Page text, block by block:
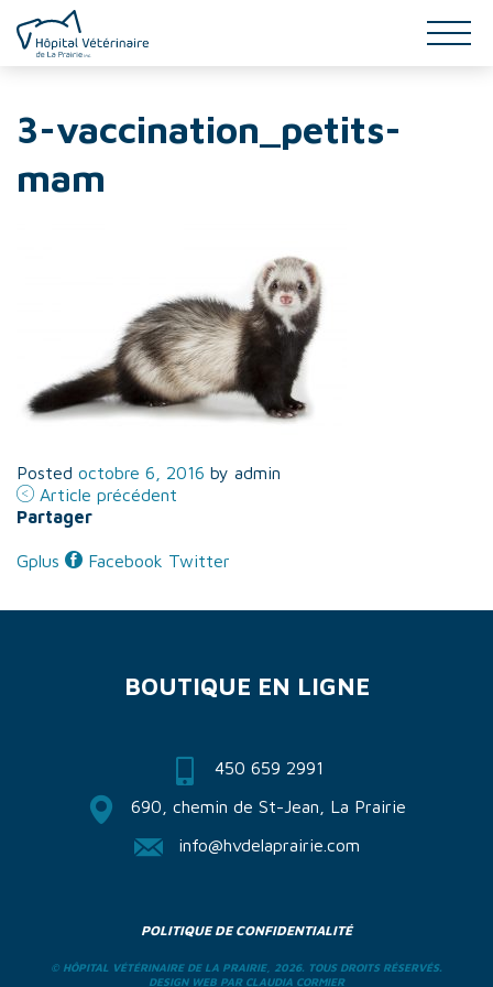
GALERIE
CONTACT
3-vaccination_petits-
mam
Posted octobre 6, 2016 by admin
Article précédent
Partager
Gplus Facebook Twitter
BOUTIQUE EN LIGNE
450 659 2991
690, chemin de St-Jean, La Prairie
info@hvdelaprairie.com
POLITIQUE DE CONFIDENTIALITÉ
© HÔPITAL VÉTÉRINAIRE DE LA PRAIRIE, 2026. TOUS DROITS RÉSERVÉS.
DESIGN WEB PAR CLAUDIA CORMIER